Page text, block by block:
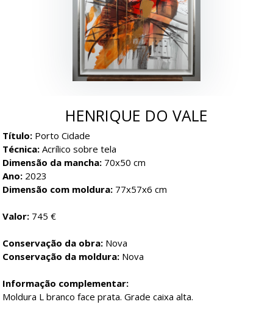
HENRIQUE DO VALE
Título: Porto Cidade
Técnica:Acrílico sobre tela
Dimensão da mancha: 70x50 cm
Ano: 2023
Dimensão com moldura: 77x57x6 cm
Valor: 745 €
Conservação da obra: Nova
Conservação da moldura: Nova
Informação complementar:
Moldura L branco face prata. Grade caixa alta.